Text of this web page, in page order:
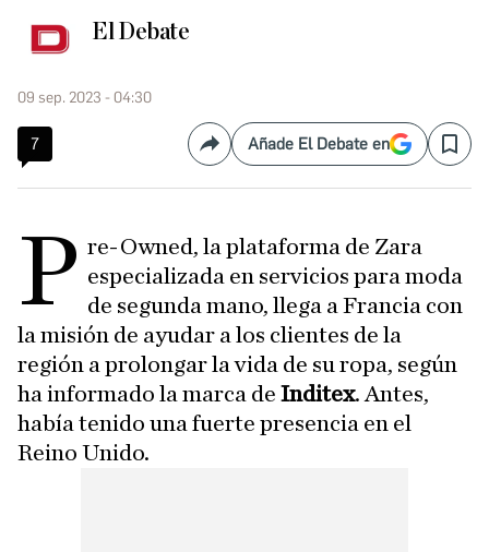
El Debate
09 sep. 2023 - 04:30
7 CompartirAñade El Debate en Save
P re-Owned, la plataforma de Zara
especializada en servicios para moda
de segunda mano, llega a Francia con
la misión de ayudar a los clientes de la
región a prolongar la vida de su ropa, según
ha informado la marca de Inditex. Antes,
había tenido una fuerte presencia en el
Reino Unido.